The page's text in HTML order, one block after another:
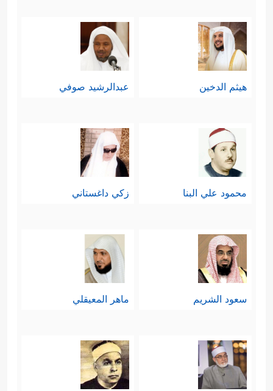
هيثم الدخين عبدالرشيد صوفي
محمود علي البنا زكي داغستاني
سعود الشريم ماهر المعيقلي